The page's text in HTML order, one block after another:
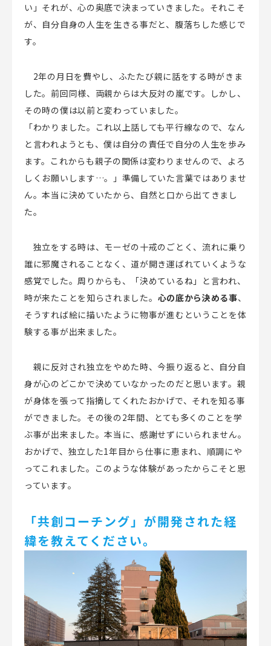
い」それが、心の奥底で決まっていきました。それこそ
が、自分自身の人生を生きる事だと、腹落ちした感じで
す。
2年の月日を費やし、ふたたび親に話をする時がきま
した。前回同様、両親からは大反対の嵐です。しかし、
その時の僕は以前と変わっていました。
「わかりました。これ以上話しても平行線なので、なん
と言われようとも、僕は自分の責任で自分の人生を歩み
ます。これからも親子の関係は変わりませんので、よろ
しくお願いします…。」準備していた言葉ではありませ
ん。本当に決めていたから、自然と口から出てきまし
た。
独立をする時は、モーゼの十戒のごとく、流れに乗り
誰に邪魔されることなく、道が開き運ばれていくような
感覚でした。周りからも、「決めているね」と言われ、
時が来たことを知らされました。 心の底から決める事、
そうすれば絵に描いたように物事が進むということを体
験する事が出来ました。
親に反対され独立をやめた時、今振り返ると、自分自
身が心のどこかで決めていなかったのだと思います。親
が身体を張って指摘してくれたおかげで、それを知る事
ができました。その後の2年間、とても多くのことを学
ぶ事が出来ました。本当に、感謝せずにいられません。
おかげで、独立した1年目から仕事に恵まれ、順調にや
ってこれました。このような体験があったからこそと思
っています。
「共創コーチング」が開発された経
緯を教えてください。